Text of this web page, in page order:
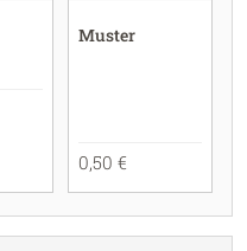
Muster
0,50 €